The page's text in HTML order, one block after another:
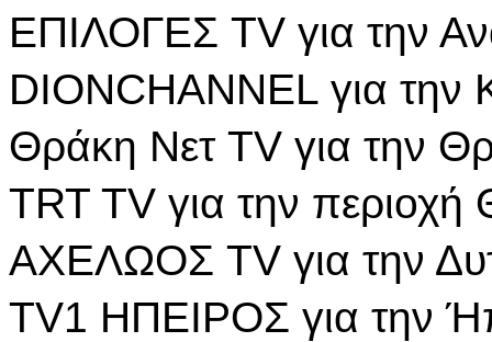
ΕΠΙΛΟΓΕΣ TV για την
DIONCHANNEL για την
Θράκη Νετ TV για την
TRT TV για την
ΑΧΕΛΩΟΣ TV για την
TV1 ΗΠΕΙΡΟΣ για την